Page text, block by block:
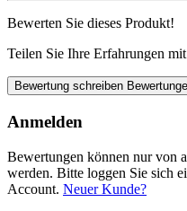
Bewerten Sie dieses Produkt!
Teilen Sie Ihre Erfahrungen
Bewertung schreiben
Anmelden
Bewertungen können nur von
werden. Bitte loggen Sie sich
Account. Neuer Kunde?